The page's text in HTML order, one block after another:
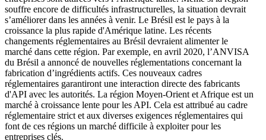
souffre encore de difficultés infrastructurelles, la situation devrait
s’améliorer dans les années à venir. Le Brésil est le pays à la
croissance la plus rapide d'Amérique latine. Les récents
changements réglementaires au Brésil devraient alimenter le
marché dans cette région. Par exemple, en avril 2020, l’ANVISA
du Brésil a annoncé de nouvelles réglementations concernant la
fabrication d’ingrédients actifs. Ces nouveaux cadres
réglementaires garantiront une interaction directe des fabricants
d'API avec les autorités. La région Moyen-Orient et Afrique est un
marché à croissance lente pour les API. Cela est attribué au cadre
réglementaire strict et aux diverses exigences réglementaires qui
font de ces régions un marché difficile à exploiter pour les
entreprises clés.